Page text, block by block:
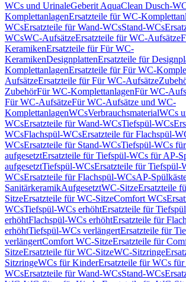
WCs und UrinaleGeberit AquaClean Dusch-
KomplettanlagenErsatzteile für WC-
WCsErsatzteile für Wand-WCsStand-WCs
WCsWC-AufsätzeErsatzteile für WC-Aufsätze
KeramikenErsatzteile für Für WC-
KeramikenDesignplattenErsatzteile für
KomplettanlagenErsatzteile für Für WC-
AufsätzeErsatzteile für Für WC-Aufsätze
ZubehörFür WC-KomplettanlagenFür WC-
Für WC-AufsätzeFür WC-Aufsätze und WC-
KomplettanlagenWCsVerbrauchsmaterialWCs
WCsErsatzteile für Wand-WCsTiefspül-WCs
WCsFlachspül-WCsErsatzteile für Flachspül-
WCsErsatzteile für Stand-WCsTiefspül-WCs
aufgesetztErsatzteile für Tiefspül-WCs für AP-
aufgesetztTiefspül-WCsErsatzteile für Tiefspül-
WCsErsatzteile für Flachspül-WCsAP-
SanitärkeramikAufgesetztWC-SitzeErsatzteile
SitzeErsatzteile für WC-SitzeComfort WCs
WCsTiefspül-WCs erhöhtErsatzteile für
erhöhtFlachspül-WCs erhöhtErsatzteile für
erhöhtTiefspül-WCs verlängertErsatzteile für
verlängertComfort WC-SitzeErsatzteile für
SitzeErsatzteile für WC-SitzeWC-Sitzringe
SitzringeWCs für KinderErsatzteile für WCs
WCsErsatzteile für Wand-WCsStand-WCs